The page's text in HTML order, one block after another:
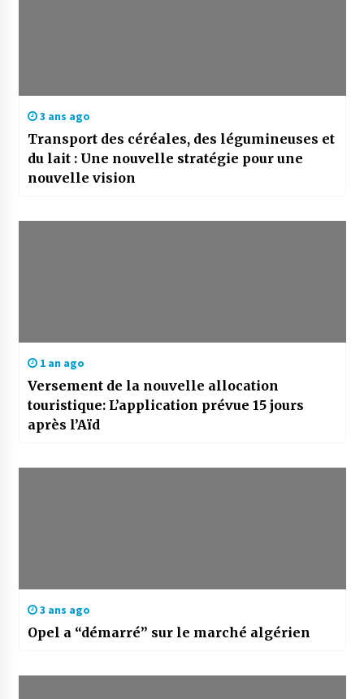
3 ans ago
Transport des céréales, des légumineuses et
du lait : Une nouvelle stratégie pour une
nouvelle vision
1 an ago
Versement de la nouvelle allocation
touristique: L’application prévue 15 jours
après l’Aïd
3 ans ago
Opel a “démarré” sur le marché algérien